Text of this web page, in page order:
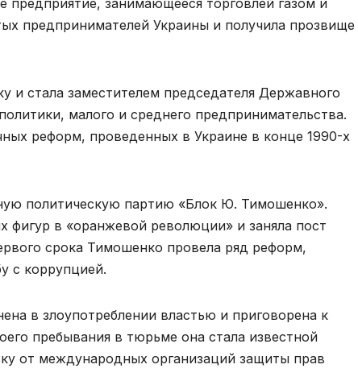
предпринимателей Украины и получила прозвище
стала заместителем председателя Державного
малого и среднего предпринимательства.
реформ, проведенных в Украине в конце 1990-х
политическую партию «Блок Ю. Тимошенко».
фигур в «оранжевой революции» и заняла пост
срока Тимошенко провела ряд реформ,
с коррупцией.
в злоупотреблении властью и приговорена к
пребывания в тюрьме она стала известной
от международных организаций защиты прав